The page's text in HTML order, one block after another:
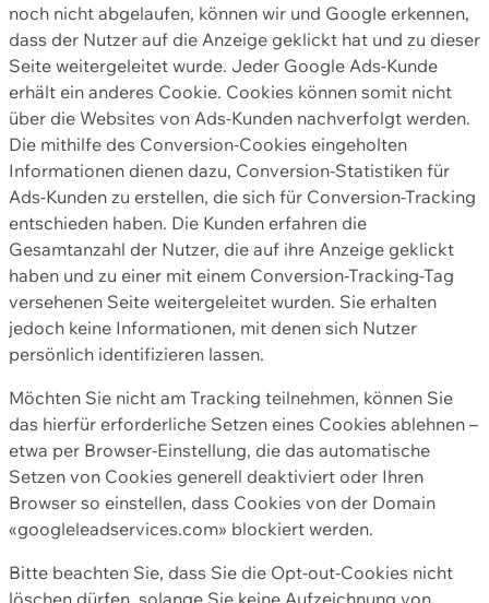
noch nicht abgelaufen, können wir und Google erkennen,
dass der Nutzer auf die Anzeige geklickt hat und zu dieser
Seite weitergeleitet wurde. Jeder Google Ads-Kunde
erhält ein anderes Cookie. Cookies können somit nicht
über die Websites von Ads-Kunden nachverfolgt werden.
Die mithilfe des Conversion-Cookies eingeholten
Informationen dienen dazu, Conversion-Statistiken für
Ads-Kunden zu erstellen, die sich für Conversion-Tracking
entschieden haben. Die Kunden erfahren die
Gesamtanzahl der Nutzer, die auf ihre Anzeige geklickt
haben und zu einer mit einem Conversion-Tracking-Tag
versehenen Seite weitergeleitet wurden. Sie erhalten
jedoch keine Informationen, mit denen sich Nutzer
persönlich identifizieren lassen.
Möchten Sie nicht am Tracking teilnehmen, können Sie
das hierfür erforderliche Setzen eines Cookies ablehnen –
etwa per Browser-Einstellung, die das automatische
Setzen von Cookies generell deaktiviert oder Ihren
Browser so einstellen, dass Cookies von der Domain
«googleleadservices.com» blockiert werden.
Bitte beachten Sie, dass Sie die Opt-out-Cookies nicht